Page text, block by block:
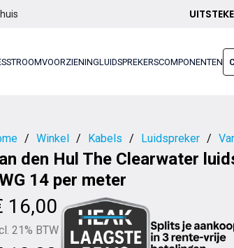
STROOMVOORZIENINGLUIDSPREKERSCOMPONENTEN
/ Winkel / Kabels / Luidspreker /
den Hul The Clearwater
14 per meter
16,00
21% BTW